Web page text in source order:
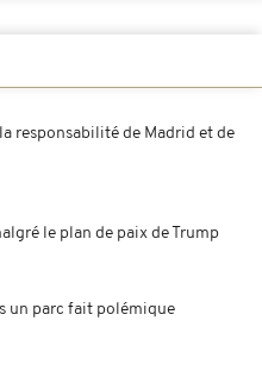
responsabilité de Madrid et de
le plan de paix de Trump
un parc fait polémique